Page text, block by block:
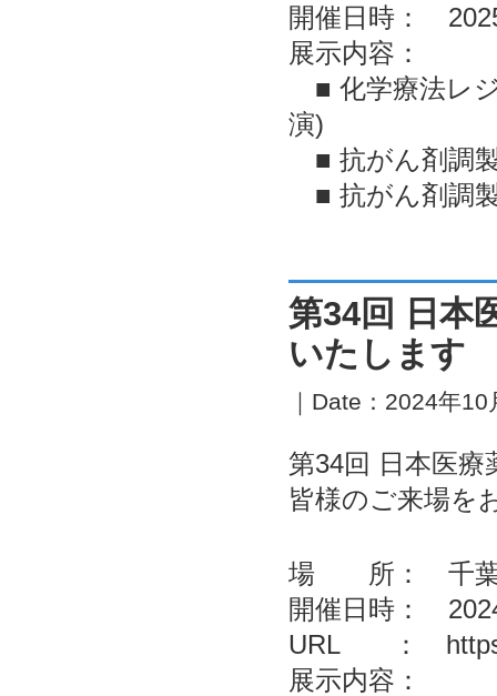
開催日時：
展示内容：
■ 化学療法レ
演)
■ 抗がん剤
■ 抗がん剤調
第34回 日本
いたします
｜Date：2024年
第34回 日本医
皆様のご来場を
場 所： 千葉
開催日時：
URL ：
展示内容：